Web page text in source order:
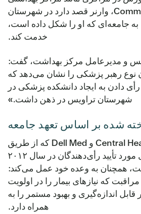
CommUnityCare، وارنر قصد دارد در شهرستان
به جامعه‌ای که او را شکل داده است،
خدمت کند.
و مدیرعامل مرکز بهداشت، گفت:
نوع رهبر پزشکی را نشان می‌دهد که
دادن به ایجاد دانشکده پزشکی در
شهرستان تراویس در ذهن داشت.»
شده بر اساس تعهد جامعه
مشارکت بین Central Health و Dell Med که از طریق
یک طرح ابتکاری مورد تأیید رأی‌دهندگان در سال ۲۰۱۲
همچنان به وعده خود عمل می‌کند:
که نیازهای بیمار را در اولویت
قابل اندازه‌گیری و بهبود مستمر را به
همراه دارد.